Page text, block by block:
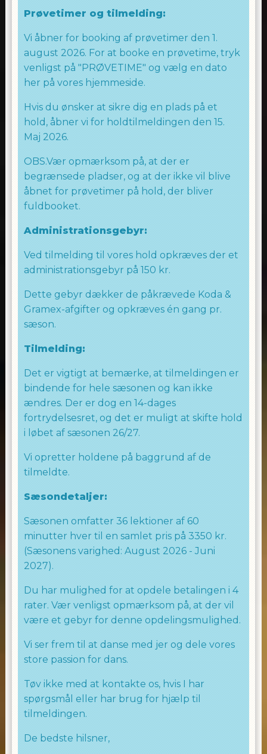
Prøvetimer og tilmelding:
Vi åbner for booking af prøvetimer den 1.
august 2026. For at booke en prøvetime, tryk
venligst på "PRØVETIME" og vælg en dato
her på vores hjemmeside.
Hvis du ønsker at sikre dig en plads på et
hold, åbner vi for holdtilmeldingen den 15.
Maj 2026.
OBS.Vær opmærksom på, at der er
begrænsede pladser, og at der ikke vil blive
åbnet for prøvetimer på hold, der bliver
fuldbooket.
Administrationsgebyr:
Ved tilmelding til vores hold opkræves der et
administrationsgebyr på 150 kr.
Dette gebyr dækker de påkrævede Koda &
Gramex-afgifter og opkræves én gang pr.
sæson.
Tilmelding:
Det er vigtigt at bemærke, at tilmeldingen er
bindende for hele sæsonen og kan ikke
ændres. Der er dog en 14-dages
fortrydelsesret, og det er muligt at skifte hold
i løbet af sæsonen 26/27.
Vi opretter holdene på baggrund af de
tilmeldte.
Sæsondetaljer:
Sæsonen omfatter 36 lektioner af 60
minutter hver til en samlet pris på 3350 kr.
(Sæsonens varighed: August 2026 - Juni
2027).
Du har mulighed for at opdele betalingen i 4
rater. Vær venligst opmærksom på, at der vil
være et gebyr for denne opdelingsmulighed.
Vi ser frem til at danse med jer og dele vores
store passion for dans.
Tøv ikke med at kontakte os, hvis I har
spørgsmål eller har brug for hjælp til
tilmeldingen.
De bedste hilsner,